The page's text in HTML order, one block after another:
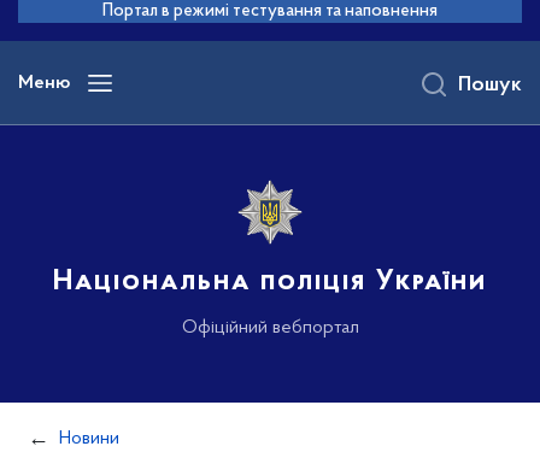
основного
вмісту
Портал в режимі тестування та наповнення
Меню
Національна поліція України
Офіційний вебпортал
Пошук
Новини